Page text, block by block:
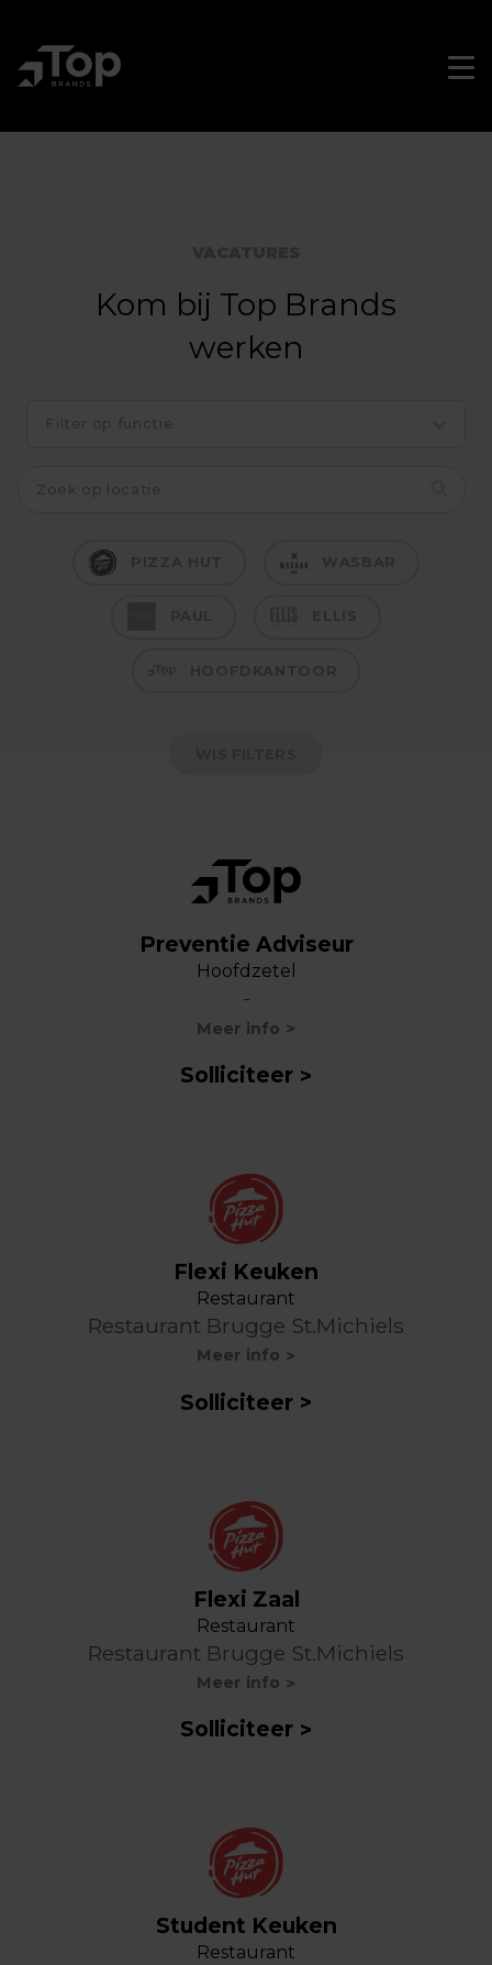
main
navigation
Sluit
Kom bij Top Brands
werken
Preventie Adviseur
Hoofdzetel
-
Meer info
Solliciteer
Flexi Keuken
Restaurant
Restaurant Brugge St.Michiels
Meer info
Solliciteer
Flexi Zaal
Restaurant
Restaurant Brugge St.Michiels
Meer info
Solliciteer
Student Keuken
Restaurant